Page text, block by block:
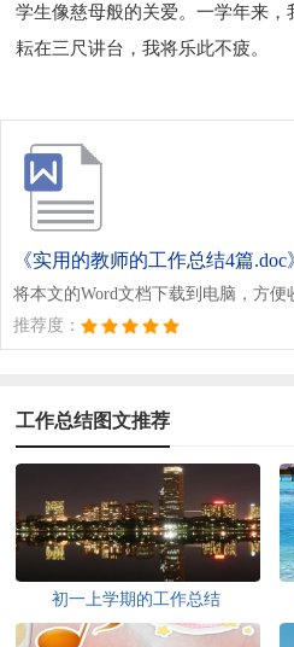
学生像慈母般的关爱。一学年来
耘在三尺讲台，我将乐此不疲。
《实用的教师的工作总结4篇.doc
将本文的Word文档下载到电脑，方便
推荐度：
工作总结图文推荐
初一上学期的工作总结